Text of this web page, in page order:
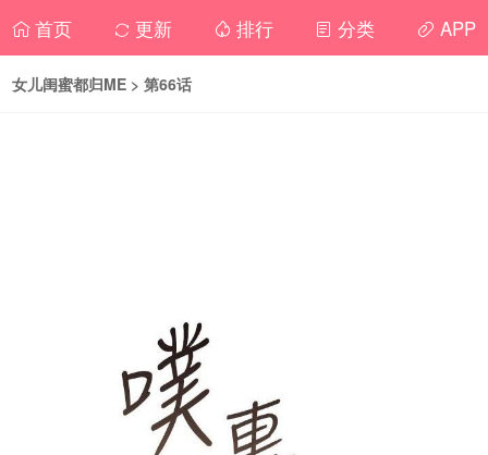
首页 更新 排行 分类 APP
女儿闺蜜都归ME > 第66话